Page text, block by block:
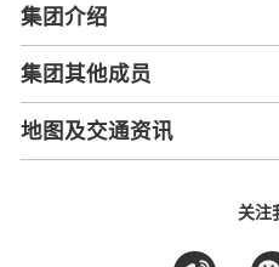
集团介绍
集团其他成员
地图及交通资讯
关注